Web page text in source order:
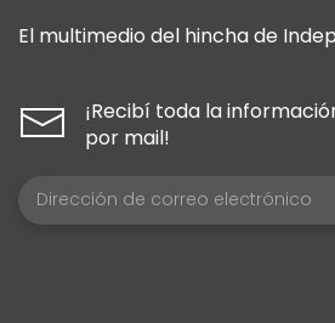
El multimedio del hincha de
¡Recibí toda la
por mail!